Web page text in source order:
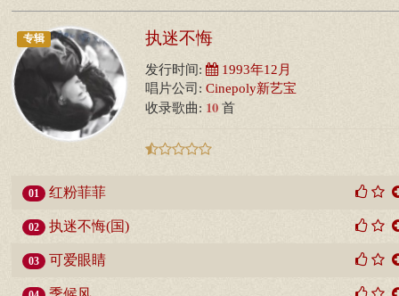
专辑 执迷不悔
发行时间: 1993年12月
唱片公司: Cinepoly新艺宝
收录歌曲: 10 首
01 红粉菲菲
02 执迷不悔(国)
03 可爱眼睛